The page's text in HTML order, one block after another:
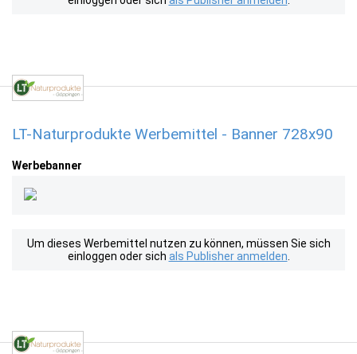
LT-Naturprodukte Werbemittel - Banner 728x90
Werbebanner
Um dieses Werbemittel nutzen zu können, müssen Sie sich
einloggen oder sich als Publisher anmelden